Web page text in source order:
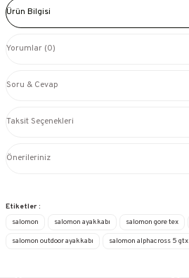
Ürün Bilgisi
Yorumlar (0)
Soru & Cevap
Taksit Seçenekleri
Önerileriniz
Etiketler :
salomon
salomon ayakkabı salomon gore tex
salomon outdoor ayakkabı salomon alphacross 5 gtx